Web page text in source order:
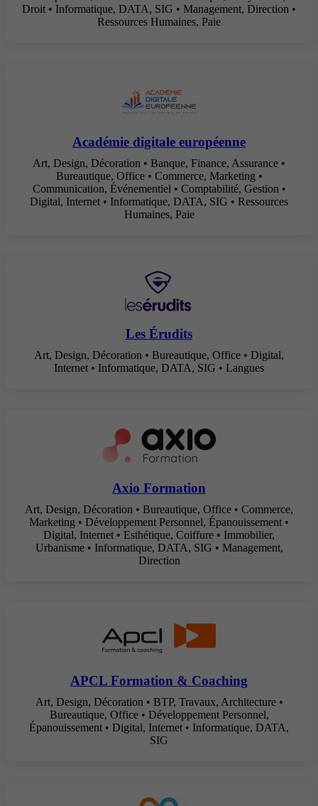
Droit • Informatique, DATA, SIG • Management, Direction •
Ressources Humaines, Paie
Académie digitale européenne
Art, Design, Décoration • Banque, Finance, Assurance •
Bureautique, Office • Commerce, Marketing •
Communication, Événementiel • Comptabilité, Gestion •
Digital, Internet • Informatique, DATA, SIG • Ressources
Humaines, Paie
Les Érudits
Art, Design, Décoration • Bureautique, Office • Digital,
Internet • Informatique, DATA, SIG • Langues
Axio Formation
Art, Design, Décoration • Bureautique, Office • Commerce,
Marketing • Développement Personnel, Épanouissement •
Digital, Internet • Esthétique, Coiffure • Immobilier,
Urbanisme • Informatique, DATA, SIG • Management,
Direction
APCL Formation & Coaching
Art, Design, Décoration • BTP, Travaux, Architecture •
Bureautique, Office • Développement Personnel,
Épanouissement • Digital, Internet • Informatique, DATA,
SIG